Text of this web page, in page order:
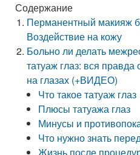
Содержание
Перманентный макияж
Воздействие на кожу
Больно ли делать
татуаж глаз: вся
на глазах (+ВИДЕО)
Что такое татуаж глаз
Плюсы татуажа глаз
Минусы и
Что нужно знать